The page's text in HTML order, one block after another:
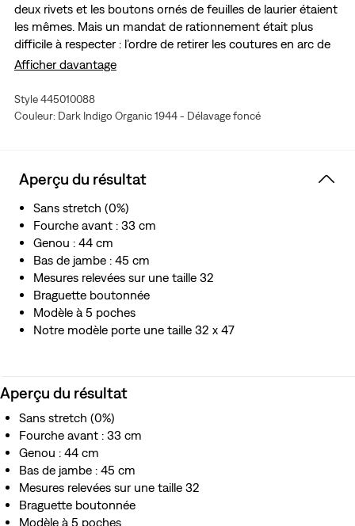
deux rivets et les boutons ornés de feuilles de laurier étaient
les mêmes. Mais un mandat de rationnement était plus
difficile à respecter : l’ordre de retirer les coutures en arc de
cercle qui distinguaient les jeans Levi's® des autres jeans.
au point un système d’impression du motif arc de cercle sur
chaque jean 501® sorti de l’usine. Alors que la peinture a fini
avec la lisière selvedge rigide.
Une reproduction historique de notre jean 501® de 1944
Fabriqué sans les rivets de la poche gousset, le rivet à
l’entrejambe et la ceinture arrière pour économiser les
matières premières pour l’effort de guerre
Comprend l’emblématique arc de cercle peint sur la
poche arrière comme solution au rationnement
Fidèle à l’original, il est comprend la matière des poches,
des rivets sans marque et il est doté de boutons sans
marque avec un motif de feuille de laurier
Afficher davantage
Style 445010088
Couleur: Dark Indigo Organic 1944 - Délavage foncé
Aperçu du résultat
Sans stretch (0%)
Fourche avant : 33 cm
Genou : 44 cm
Bas de jambe : 45 cm
Mesures relevées sur une taille 32
Braguette boutonnée
Modèle à 5 poches
Notre modèle porte une taille 32 x 47
Aperçu du résultat
Sans stretch (0%)
Fourche avant : 33 cm
Genou : 44 cm
Bas de jambe : 45 cm
Mesures relevées sur une taille 32
Braguette boutonnée
Modèle à 5 poches